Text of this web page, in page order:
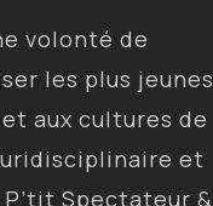
volonté de
les plus jeunes
aux cultures de
et
Spectateur &